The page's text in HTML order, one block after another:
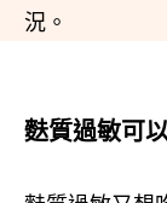
況。
麩質過敏可